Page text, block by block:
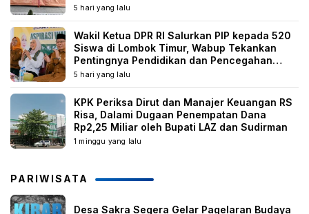
5 hari yang lalu
Wakil Ketua DPR RI Salurkan PIP kepada 520
Siswa di Lombok Timur, Wabup Tekankan
Pentingnya Pendidikan dan Pencegahan
Perkawinan Anak
5 hari yang lalu
KPK Periksa Dirut dan Manajer Keuangan RS
Risa, Dalami Dugaan Penempatan Dana
Rp2,25 Miliar oleh Bupati LAZ dan Sudirman
1 minggu yang lalu
PARIWISATA
Desa Sakra Segera Gelar Pagelaran Budaya